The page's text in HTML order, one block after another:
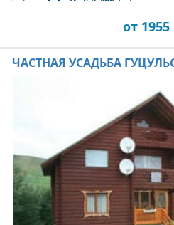
от 1955
ЧАСТНАЯ УСАДЬБА